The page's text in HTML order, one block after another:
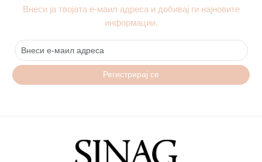
Внеси ја твојата е-маил адреса и добивај ги најновите
информации.
Регистрирај се